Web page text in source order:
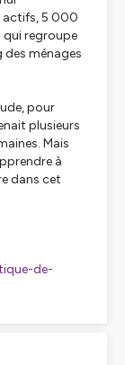
actifs, 5 000
regroupe
des ménages
pour
plusieurs
Mais
à
dans cet
de-